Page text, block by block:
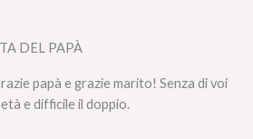
DEL PAPÀ
papà e grazie marito! Senza di voi
e difficile il doppio.